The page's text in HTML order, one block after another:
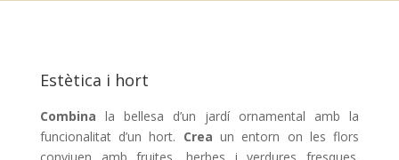
Estètica i hort
Combina la bellesa d’un jardí ornamental amb la
funcionalitat d’un hort. Crea un entorn on les flors